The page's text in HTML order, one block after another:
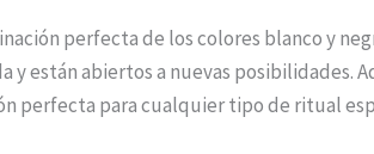
perfecta de los colores blanco y
y están abiertos a nuevas posibilidades.
perfecta para cualquier tipo de ritual